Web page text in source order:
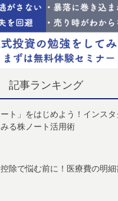
記事ランキング
ート」をはじめよう！インス
る株ノート活用術
除で悩む前に！医療費の明